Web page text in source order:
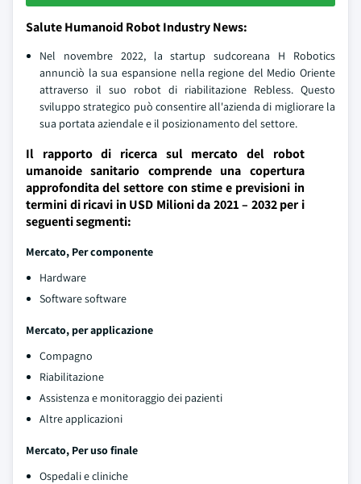
Salute Humanoid Robot Industry News:
Nel novembre 2022, la startup sudcoreana H Robotics
annunciò la sua espansione nella regione del Medio Oriente
attraverso il suo robot di riabilitazione Rebless. Questo
sviluppo strategico può consentire all'azienda di migliorare la
sua portata aziendale e il posizionamento del settore.
Il rapporto di ricerca sul mercato del robot
umanoide sanitario comprende una copertura
approfondita del settore con stime e previsioni in
termini di ricavi in USD Milioni da 2021 – 2032 per i
seguenti segmenti:
Mercato, Per componente
Hardware
Software software
Mercato, per applicazione
Compagno
Riabilitazione
Assistenza e monitoraggio dei pazienti
Altre applicazioni
Mercato, Per uso finale
Ospedali e cliniche